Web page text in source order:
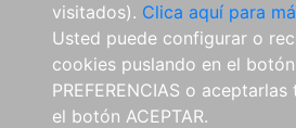
visitados). Clica aquí para
Usted puede configurar o
cookies puslando en el botón
PREFERENCIAS o
el botón ACEPTAR.